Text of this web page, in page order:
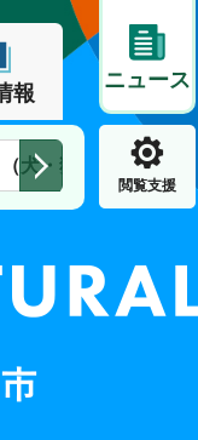
報
ニュース
犬・猫） 住民票
閲覧支援